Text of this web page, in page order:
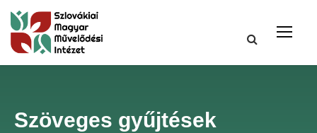
Szöveges gyűjtések